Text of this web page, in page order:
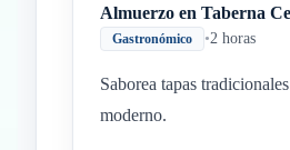
Almuerzo en Taberna
Gastronómico •2 horas
Saborea tapas
moderno.